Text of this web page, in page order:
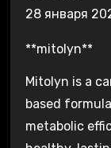
28 января
**mitolyn**
Mitolyn is a
based
metabolic